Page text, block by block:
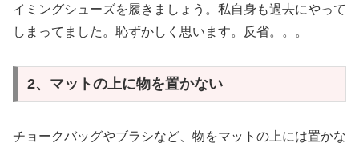
イミングシューズを履きましょう。私自身も過去にやって
しまってました。恥ずかしく思います。反省。。。
2、マットの上に物を置かない
チョークバッグやブラシなど、物をマットの上には置かな